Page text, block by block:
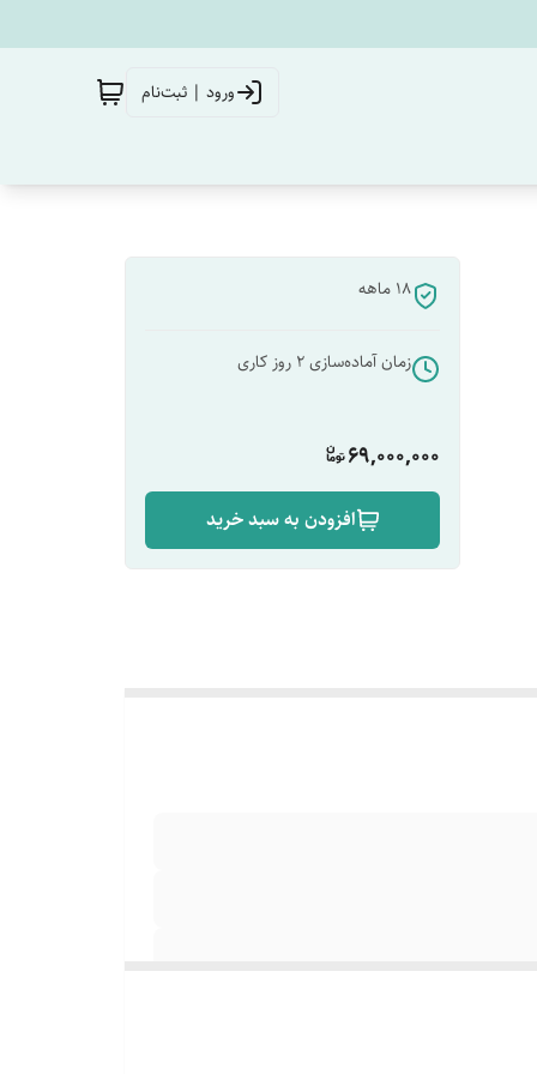
ورود | ثبت‌نام
18 ماهه
زمان آماده‌سازی2 روز کاری
69,000,000
افزودن به سبد خرید